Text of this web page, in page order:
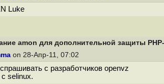
Luke
amon для дополнительной защиты
on 28-Апр-11, 07:02
с разработчиков openvz
selinux.